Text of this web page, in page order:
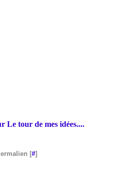
Le tour de mes idées....
[#]